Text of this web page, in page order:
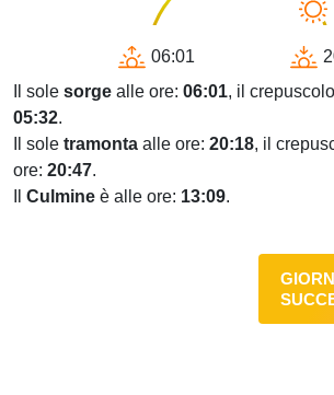
06:01
Il sole sorge alle ore: 06:01, il
05:32.
Il sole tramonta alle ore: 20:18, il
ore: 20:47.
Culmine è alle ore: 13:09.